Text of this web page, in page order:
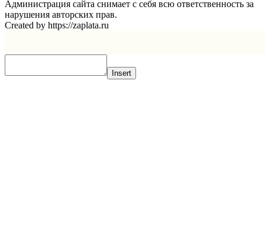
Администрация сайта снимает с себя всю ответственность за
нарушения авторских прав.
Created by https://zaplata.ru
Insert